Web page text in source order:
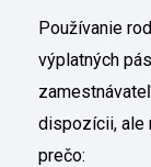
Používanie
výplatných
dispozícii, ale
prečo: